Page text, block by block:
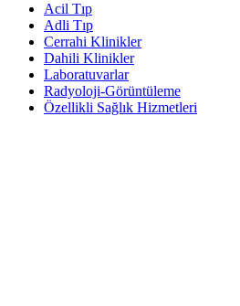
Acil Tıp
Adli Tıp
Cerrahi Klinikler
Dahili Klinikler
Laboratuvarlar
Radyoloji-Görüntüleme
Özellikli Sağlık Hizmetleri